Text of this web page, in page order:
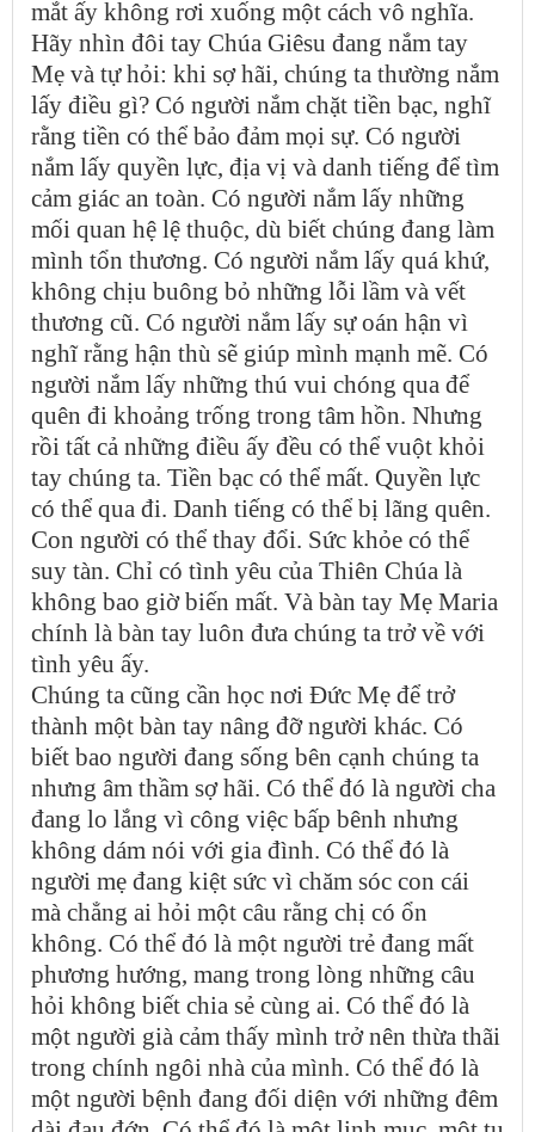
mắt ấy không rơi xuống một cách vô nghĩa.
Hãy nhìn đôi tay Chúa Giêsu đang nắm tay
Mẹ và tự hỏi: khi sợ hãi, chúng ta thường nắm
lấy điều gì? Có người nắm chặt tiền bạc, nghĩ
rằng tiền có thể bảo đảm mọi sự. Có người
nắm lấy quyền lực, địa vị và danh tiếng để tìm
cảm giác an toàn. Có người nắm lấy những
mối quan hệ lệ thuộc, dù biết chúng đang làm
mình tổn thương. Có người nắm lấy quá khứ,
không chịu buông bỏ những lỗi lầm và vết
thương cũ. Có người nắm lấy sự oán hận vì
nghĩ rằng hận thù sẽ giúp mình mạnh mẽ. Có
người nắm lấy những thú vui chóng qua để
quên đi khoảng trống trong tâm hồn. Nhưng
rồi tất cả những điều ấy đều có thể vuột khỏi
tay chúng ta. Tiền bạc có thể mất. Quyền lực
có thể qua đi. Danh tiếng có thể bị lãng quên.
Con người có thể thay đổi. Sức khỏe có thể
suy tàn. Chỉ có tình yêu của Thiên Chúa là
không bao giờ biến mất. Và bàn tay Mẹ Maria
chính là bàn tay luôn đưa chúng ta trở về với
tình yêu ấy.
Chúng ta cũng cần học nơi Đức Mẹ để trở
thành một bàn tay nâng đỡ người khác. Có
biết bao người đang sống bên cạnh chúng ta
nhưng âm thầm sợ hãi. Có thể đó là người cha
đang lo lắng vì công việc bấp bênh nhưng
không dám nói với gia đình. Có thể đó là
người mẹ đang kiệt sức vì chăm sóc con cái
mà chẳng ai hỏi một câu rằng chị có ổn
không. Có thể đó là một người trẻ đang mất
phương hướng, mang trong lòng những câu
hỏi không biết chia sẻ cùng ai. Có thể đó là
một người già cảm thấy mình trở nên thừa thãi
trong chính ngôi nhà của mình. Có thể đó là
một người bệnh đang đối diện với những đêm